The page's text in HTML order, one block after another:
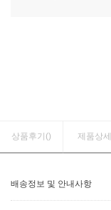
상품후기() 제품상세
배송정보 및 안내사항